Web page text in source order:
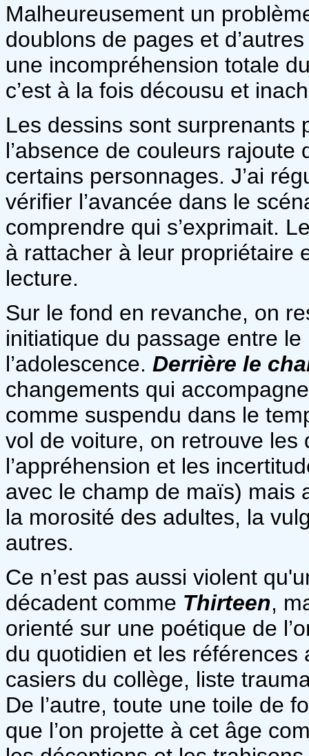
Malheureusement un
doublons de pages et
une incompréhension totale
c’est à la fois décousu et
Les dessins sont surprenants
l’absence de couleurs rajoute
certains personnages. J’ai
vérifier l’avancée dans le
comprendre qui s’exprimait.
à rattacher à leur propriétaire
lecture.
Sur le fond en revanche, on
initiatique du passage entre
l’adolescence. Derrière le
changements qui
comme suspendu dans le
vol de voiture, on retrouve les
l’appréhension et les
avec le champ de maïs) mais
la morosité des adultes, la
autres.
Ce n’est pas aussi violent
décadent comme Thirteen,
orienté sur une poétique de
du quotidien et les
casiers du collège, liste
De l’autre, toute une toile de
que l’on projette à cet âge